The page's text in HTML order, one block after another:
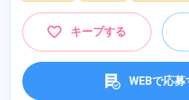
キープする
WEBで応募